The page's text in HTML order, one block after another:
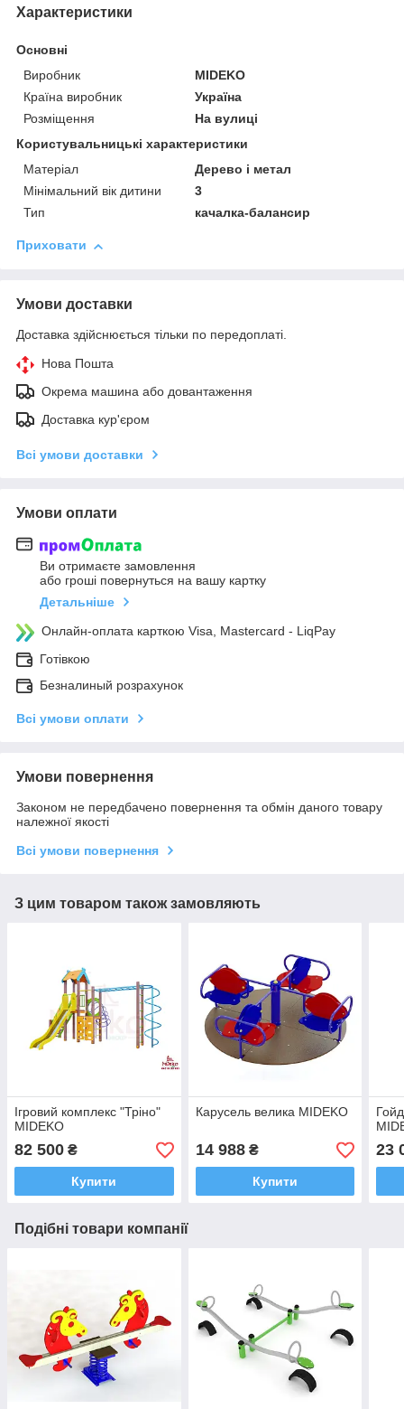
Характеристики
Основні
Виробник
MIDEKO
Країна виробник
Україна
Розміщення
На вулиці
Користувальницькі характеристики
Матеріал
Дерево і метал
Мінімальний вік дитини
3
Тип
качалка-балансир
Приховати
Умови доставки
Доставка здійснюється тільки по передоплаті.
Нова Пошта
Окрема машина або довантаження
Доставка кур'єром
Всі умови доставки
Умови оплати
Ви отримаєте замовлення
або гроші повернуться на вашу картку
Детальніше
Онлайн-оплата карткою Visa, Mastercard - LiqPay
Готівкою
Безналиный розрахунок
Всі умови оплати
Умови повернення
Законом не передбачено повернення та обмін даного товару
належної якості
Всі умови повернення
З цим товаром також замовляють
Ігровий комплекс "Тріно"
MIDEKO
82 500 ₴
Купити
Карусель велика MIDEKO
14 988₴
Купити
23
Подібні товари компанії